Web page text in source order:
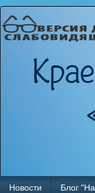
Новости Блог